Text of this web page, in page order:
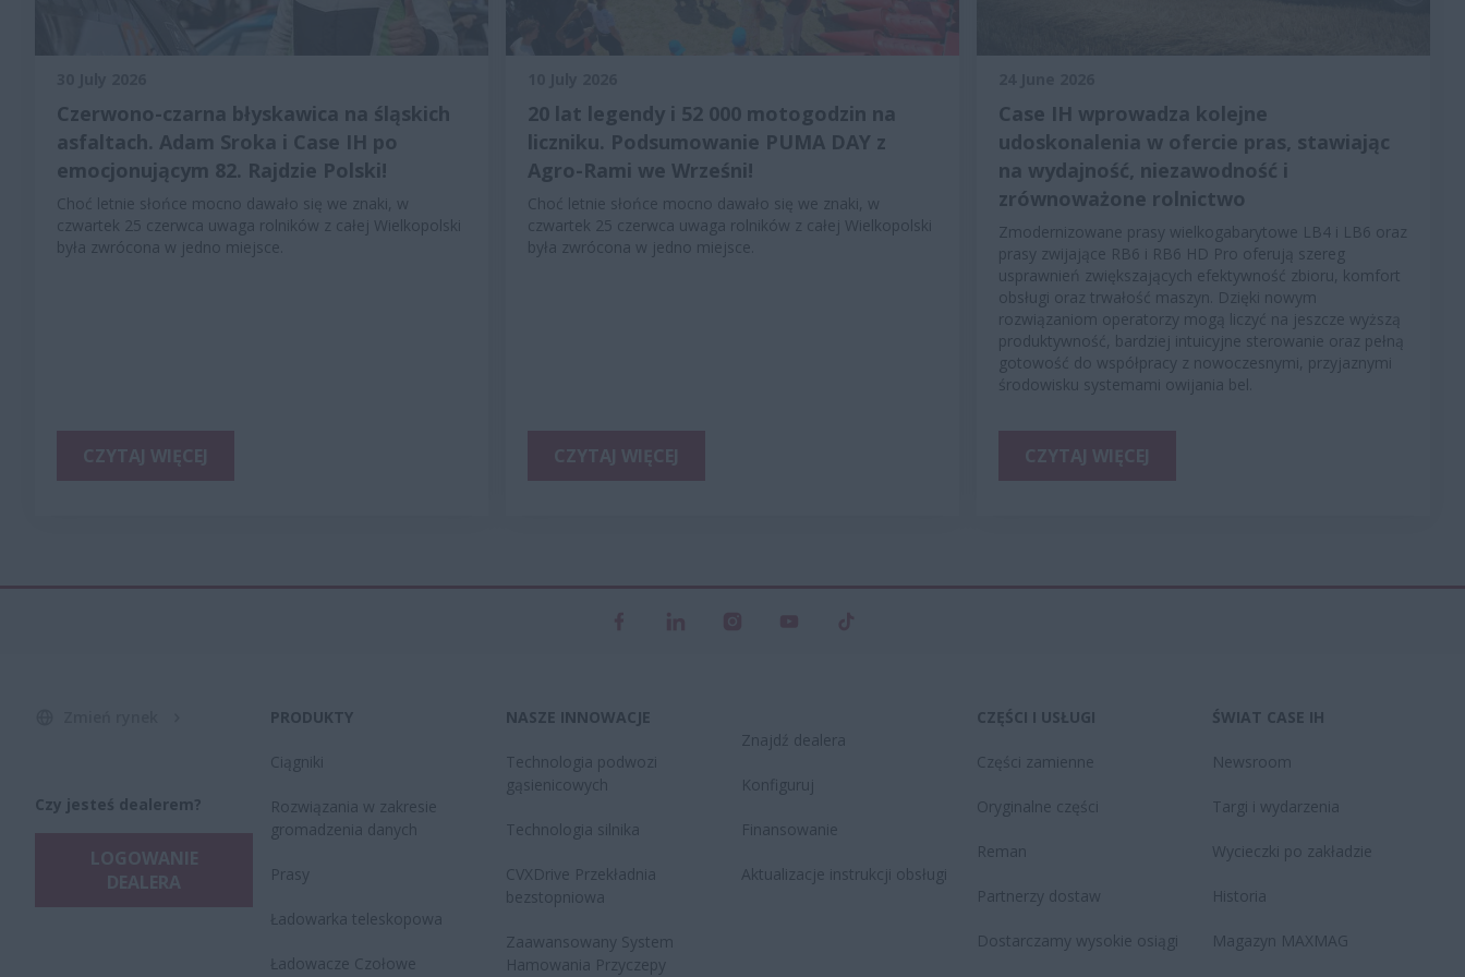
Czerwono-czarna błyskawica na śląskich
asfaltach. Adam Sroka i Case IH po
emocjonującym 82. Rajdzie Polski!
Choć letnie słońce mocno dawało się we znaki, w
czwartek 25 czerwca uwaga rolników z całej Wielkopolski
była zwrócona w jedno miejsce.
20 lat legendy i 52 000 motogodzin na
liczniku. Podsumowanie PUMA DAY z
Agro-Rami we Wrześni!
Choć letnie słońce mocno dawało się we znaki, w
czwartek 25 czerwca uwaga rolników z całej Wielkopolski
była zwrócona w jedno miejsce.
Case IH wprowadza kolejne
udoskonalenia w ofercie pras, stawiając
na wydajność, niezawodność i
zrównoważone rolnictwo
Zmodernizowane prasy wielkogabarytowe LB4 i LB6 oraz
prasy zwijające RB6 i RB6 HD Pro oferują szereg
usprawnień zwiększających efektywność zbioru, komfort
obsługi oraz trwałość maszyn. Dzięki nowym
rozwiązaniom operatorzy mogą liczyć na jeszcze wyższą
produktywność, bardziej intuicyjne sterowanie oraz pełną
gotowość do współpracy z nowoczesnymi, przyjaznymi
środowisku systemami owijania bel.
Czy jesteś dealerem?
PRODUKTY
Ciągniki
Rozwiązania w zakresie
gromadzenia danych
Prasy
Ładowarka teleskopowa
Ładowacze Czołowe
NASZE INNOWACJE
Technologia podwozi
gąsienicowych
Technologia silnika
CVXDrive​ Przekładnia
bezstopniowa
Zaawansowany System
Hamowania Przyczepy
Znajdź dealera
Konfiguruj
Finansowanie
Aktualizacje instrukcji obsługi
CZĘŚCI I USŁUGI
Części zamienne
Oryginalne części
Reman
Partnerzy dostaw
Dostarczamy wysokie osiągi
ŚWIAT CASE IH
Newsroom
Targi i wydarzenia
Wycieczki po zakładzie
Historia
Magazyn MAXMAG